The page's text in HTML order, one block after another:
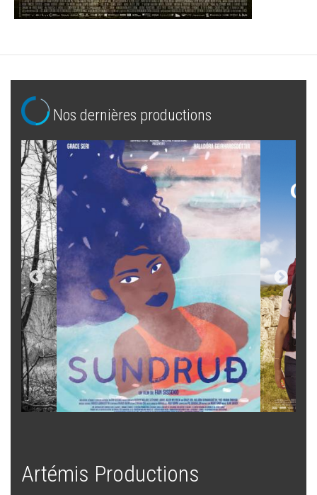
Nos dernières productions
Artémis Productions